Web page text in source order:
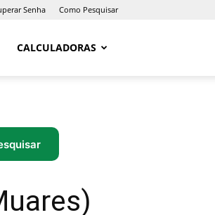
Senha Como Pesquisar
CALCULADORAS